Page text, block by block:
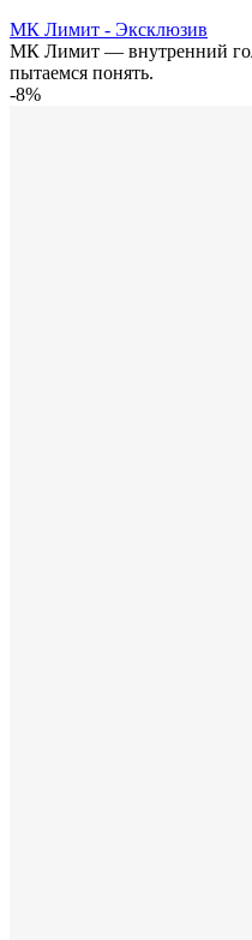
МК Лимит - Эксклюзив
МК Лимит — внутренний
пытаемся понять.
-8%